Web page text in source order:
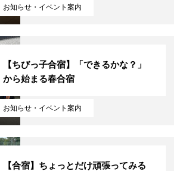
お知らせ・イベント案内
お知らせ・イベント案内
【ちびっ子合宿】「できるかな？」
から始まる春合宿
【合宿】ちょっとだけ頑張ってみる